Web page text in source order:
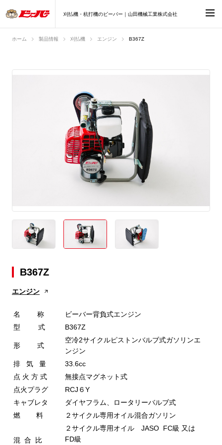
刈払機・杭打機のビーバー｜山田機械工業株式会社
ホーム 製品情報 刈払機 エンジン B367Z
B367Z
エンジン
名 称
ビーバー背負式エンジン
型 式
B367Z
形 式
空冷2サイクルピストンバルブ式ガソリンエ
ンジン
排 気 量
33.6cc
点 火 方 式
無接点マグネット式
点火プラグ
RCJ６Y
キャブレタ
ダイヤフラム、ロータリーバルブ式
燃 料
２サイクル専用オイル混合ガソリン
混 合 比
２サイクル専用オイル JASO FC級 又は
FD級